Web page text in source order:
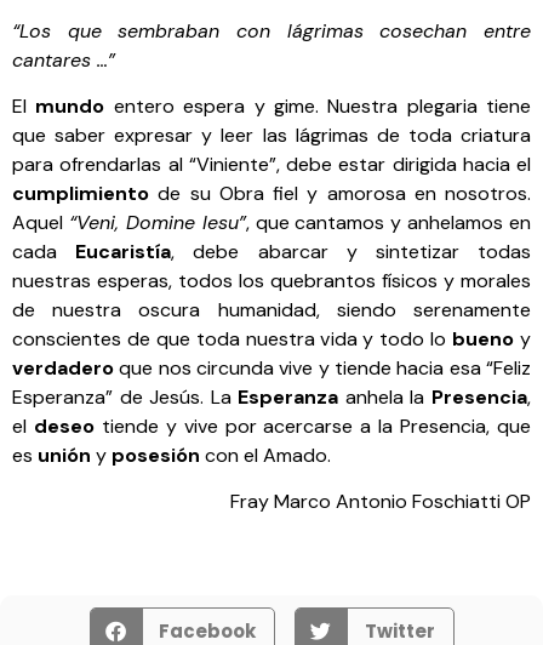
“Los que sembraban con lágrimas cosechan entre
cantares …”
El mundo entero espera y gime. Nuestra plegaria tiene
que saber expresar y leer las lágrimas de toda criatura
para ofrendarlas al “Viniente”, debe estar dirigida hacia el
cumplimiento de su Obra fiel y amorosa en nosotros.
Aquel “Veni, Domine Iesu”, que cantamos y anhelamos en
cada Eucaristía, debe abarcar y sintetizar todas
nuestras esperas, todos los quebrantos físicos y morales
de nuestra oscura humanidad, siendo serenamente
conscientes de que toda nuestra vida y todo lo bueno y
verdaderoque nos circunda vive y tiende hacia esa “Feliz
Esperanza” de Jesús. La Esperanza anhela la Presencia,
el deseotiende y vive por acercarse a la Presencia, que
es unión y posesión con el Amado.
Fray Marco Antonio Foschiatti OP
Facebook Twitter